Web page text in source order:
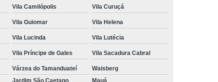
Vila Camilópolis Vila Curuçá
Vila Guiomar Vila Helena
Vila Lucinda Vila Lutécia
Vila Príncipe de Gales Vila Sacadura Cabral
Várzea do Tamanduateí
Waisberg
Jardim São Caetano Mauá